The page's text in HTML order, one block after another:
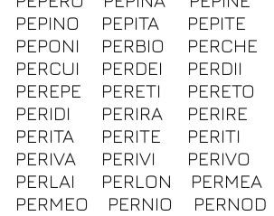
PEPINO
PEPITA PEPITE
PEPONI
PERBIO PERCHE
PERCUI
PERDEI PERDII
PEREPE
PERETI PERETO
PERIDI
PERIRA PERIRE
PERITA
PERITE PERITI
PERIVA
PERIVI PERIVO
PERLAI
PERLON PERMEA
PERMEO
PERNIO PERNOD